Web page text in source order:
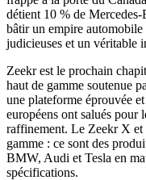
détient 10 % de Mercedes-
bâtir un empire
judicieuses et un véritable
Zeekr est le prochain
haut de gamme soutenue
une plateforme éprouvée
européens ont salués pour
raffinement. Le Zeekr X et
gamme : ce sont des
BMW, Audi et Tesla en
spécifications.